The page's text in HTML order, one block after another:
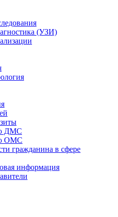
(УЗИ)
ДМС
ОМС
гражданина в сфере
информация